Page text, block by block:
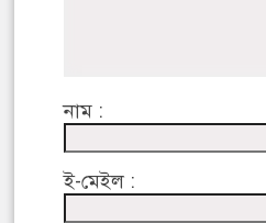
নাম :
ই-মেইল :